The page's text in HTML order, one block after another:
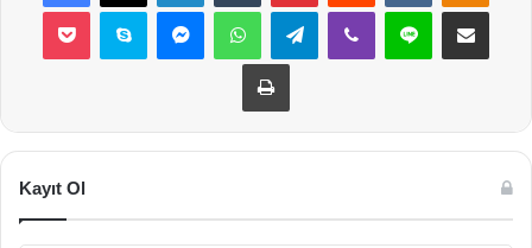
Pocket Skype MessengerWhatsAppTelegramViber Line E-Posta ile
Yazdır
Kayıt Ol